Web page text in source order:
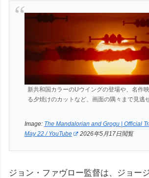
新共和国カラーのUウイングの登場や、名作
る夕焼けのカットなど、画面の隅々まで見逃
Image: The Mandalorian and Grogu | Official
May 22 / YouTube
2026年5月17日閲覧
ジョン・ファヴロー監督は、ジョー